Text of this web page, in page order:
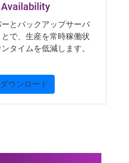
とバックアップサーバ
で、生産を常時稼働状
タイムを低減します。
ウンロード